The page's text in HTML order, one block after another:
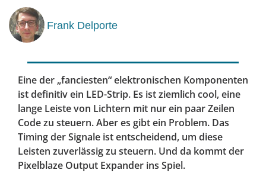
Frank Delporte
Eine der „fanciesten“ elektronischen Komponenten
ist definitiv ein LED-Strip. Es ist ziemlich cool, eine
lange Leiste von Lichtern mit nur ein paar Zeilen
Code zu steuern. Aber es gibt ein Problem. Das
Timing der Signale ist entscheidend, um diese
Leisten zuverlässig zu steuern. Und da kommt der
Pixelblaze Output Expander ins Spiel.